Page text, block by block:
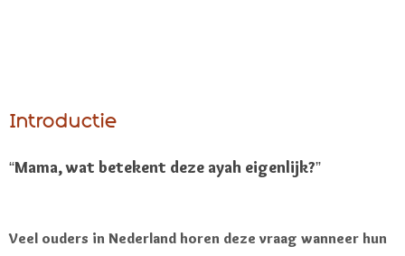
Introductie
“Mama, wat betekent deze ayah eigenlijk?”
Veel ouders in Nederland horen deze vraag wanneer hun